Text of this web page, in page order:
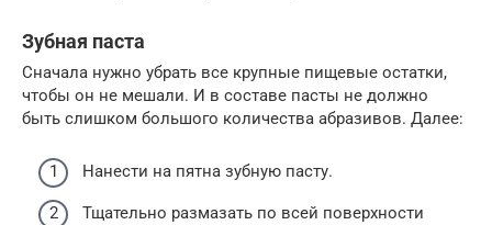
Зубная паста
Сначала нужно убрать все крупные пищевые остатки,
чтобы он не мешали. И в составе пасты не должно
быть слишком большого количества абразивов. Далее:
Нанести на пятна зубную пасту.
Тщательно размазать по всей поверхности